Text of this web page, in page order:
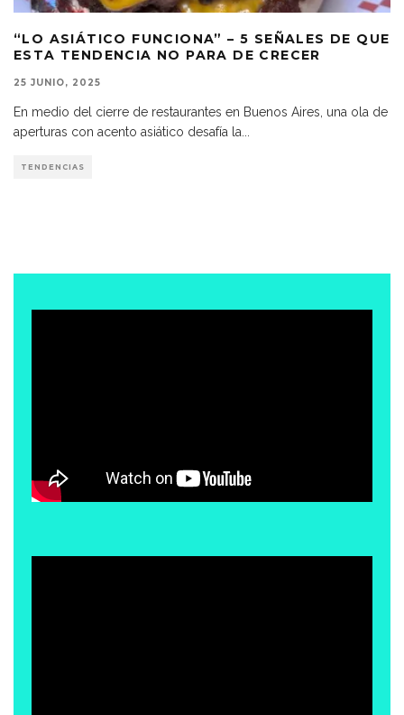
“LO ASIÁTICO FUNCIONA” – 5 SEÑALES DE QUE
ESTA TENDENCIA NO PARA DE CRECER
25 JUNIO, 2025
En medio del cierre de restaurantes en Buenos Aires, una ola de
aperturas con acento asiático desafía la
TENDENCIAS